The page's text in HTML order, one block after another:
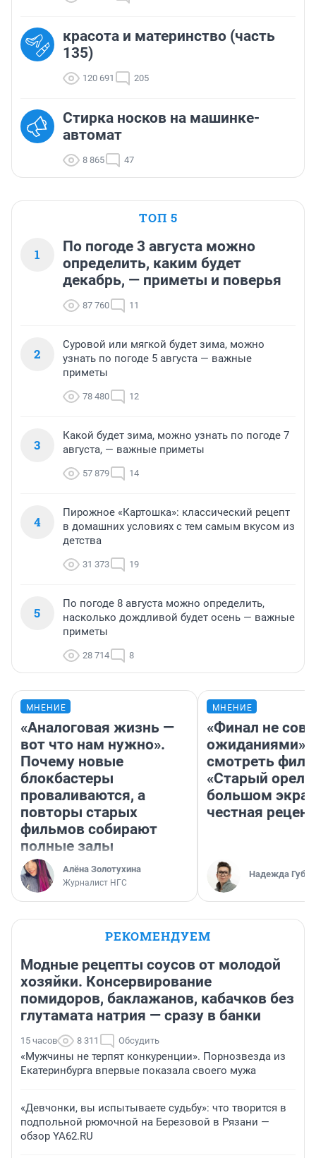
красота и материнство (часть
135)
120 691 205
Стирка носков на машинке-
автомат
8 865 47
ТОП 5
1
По погоде 3 августа можно
определить, каким будет
декабрь, — приметы и поверья
87 760 11
2
Суровой или мягкой будет зима, можно
узнать по погоде 5 августа — важные
приметы
78 480 12
3
Какой будет зима, можно узнать по погоде 7
августа, — важные приметы
57 879 14
4
Пирожное «Картошка»: классический рецепт
в домашних условиях с тем самым вкусом из
детства
31 373 19
5
По погоде 8 августа можно определить,
насколько дождливой будет осень — важные
приметы
28 714 8
МНЕНИЕ
«Аналоговая жизнь —
вот что нам нужно».
Почему новые
блокбастеры
проваливаются, а
повторы старых
фильмов собирают
полные залы
Алёна Золотухина
Журналист НГС
МНЕНИЕ
«Финал не
ожиданиями»:
смотреть
«Старый орел»
большом
честная
Надежда
РЕКОМЕНДУЕМ
Модные рецепты соусов от молодой
хозяйки. Консервирование
помидоров, баклажанов, кабачков без
глутамата натрия — сразу в банки
15 часов 8 311 Обсудить
«Мужчины не терпят конкуренции». Порнозвезда из
Екатеринбурга впервые показала своего мужа
«Девчонки, вы испытываете судьбу»: что творится в
подпольной рюмочной на Березовой в Рязани —
обзор YA62.RU